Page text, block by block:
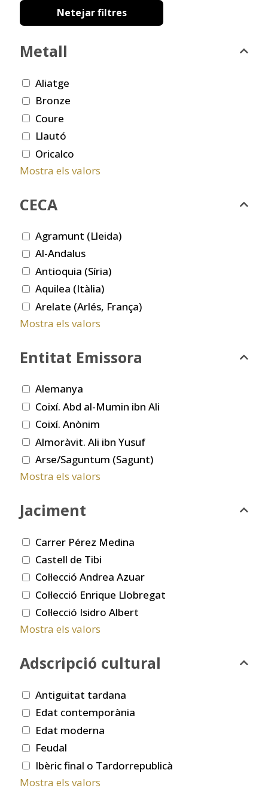
Netejar filtres
Metall
Aliatge
Bronze
Coure
Llautó
Oricalco
Mostra els valors
CECA
Agramunt (Lleida)
Al-Andalus
Antioquia (Síria)
Aquilea (Itàlia)
Arelate (Arlés, França)
Mostra els valors
Entitat Emissora
Alemanya
Coixí. Abd al-Mumin ibn Ali
Coixí. Anònim
Almoràvit. Ali ibn Yusuf
Arse/Saguntum (Sagunt)
Mostra els valors
Jaciment
Carrer Pérez Medina
Castell de Tibi
Col·lecció Andrea Azuar
Col·lecció Enrique Llobregat
Col·lecció Isidro Albert
Mostra els valors
Adscripció cultural
Antiguitat tardana
Edat contemporània
Edat moderna
Feudal
Ibèric final o Tardorrepublicà
Mostra els valors